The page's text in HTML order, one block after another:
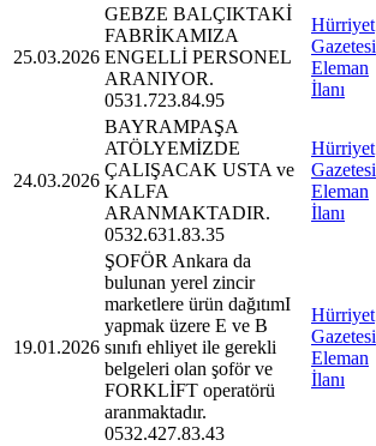
25.03.2026
GEBZE BALÇIKTAKİ
FABRİKAMIZA
ENGELLİ PERSONEL
ARANIYOR.
0531.723.84.95
Hürriyet
Gazetesi
Eleman
İlanı
24.03.2026
BAYRAMPAŞA
ATÖLYEMİZDE
ÇALIŞACAK USTA ve
KALFA
ARANMAKTADIR.
0532.631.83.35
Hürriyet
Gazetesi
Eleman
İlanı
19.01.2026
ŞOFÖR Ankara da
bulunan yerel zincir
marketlere ürün dağıtımI
yapmak üzere E ve B
sınıfı ehliyet ile gerekli
belgeleri olan şoför ve
FORKLİFT operatörü
aranmaktadır.
0532.427.83.43
Hürriyet
Gazetesi
Eleman
İlanı